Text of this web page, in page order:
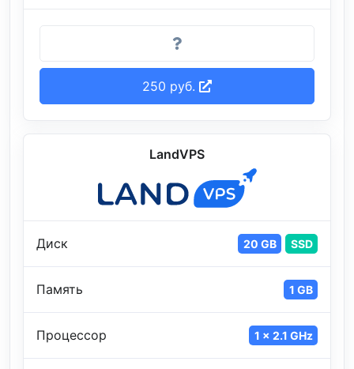
250 руб.
LandVPS
Диск 20 GB SSD
Память 1 GB
Процессор 1 x 2.1 GHz